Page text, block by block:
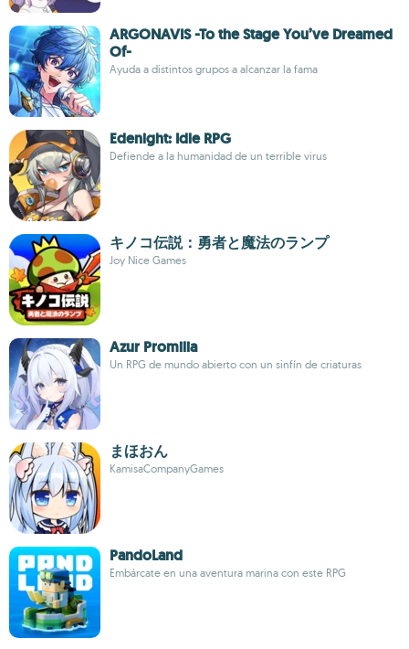
ARGONAVIS -To the Stage You’ve Dreamed
Of-
Ayuda a distintos grupos a alcanzar la fama
Edenight: Idle RPG
Defiende a la humanidad de un terrible virus
キノコ伝説：勇者と魔法のランプ
Joy Nice Games
Azur Promilia
Un RPG de mundo abierto con un sinfín de criaturas
まほおん
KamisaCompanyGames
PandoLand
Embárcate en una aventura marina con este RPG